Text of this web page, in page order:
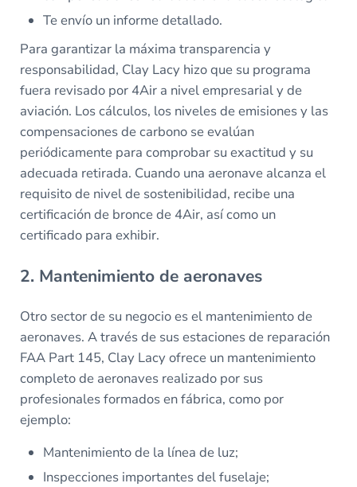
Te envío un informe detallado.
Para garantizar la máxima transparencia y
responsabilidad, Clay Lacy hizo que su programa
fuera revisado por 4Air a nivel empresarial y de
aviación. Los cálculos, los niveles de emisiones y las
compensaciones de carbono se evalúan
periódicamente para comprobar su exactitud y su
adecuada retirada. Cuando una aeronave alcanza el
requisito de nivel de sostenibilidad, recibe una
certificación de bronce de 4Air, así como un
certificado para exhibir.
2. Mantenimiento de aeronaves
Otro sector de su negocio es el mantenimiento de
aeronaves. A través de sus estaciones de reparación
FAA Part 145, Clay Lacy ofrece un mantenimiento
completo de aeronaves realizado por sus
profesionales formados en fábrica, como por
ejemplo:
Mantenimiento de la línea de luz;
Inspecciones importantes del fuselaje;